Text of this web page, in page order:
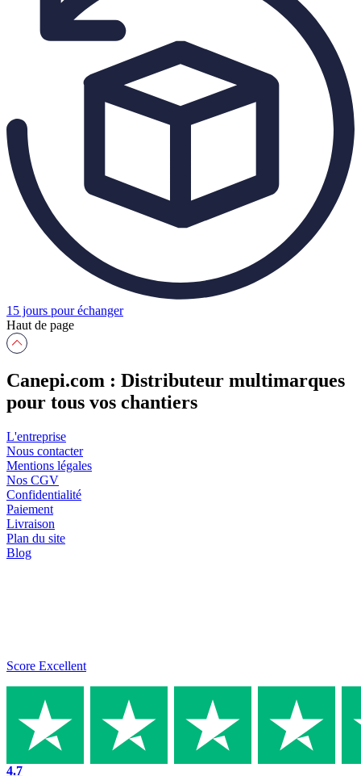
15 jours pour échanger
Haut de page
Canepi.com : Distributeur multimarques
pour tous vos chantiers
L'entreprise
Nous contacter
Mentions légales
Nos CGV
Confidentialité
Paiement
Livraison
Plan du site
Blog
Score Excellent
4.7